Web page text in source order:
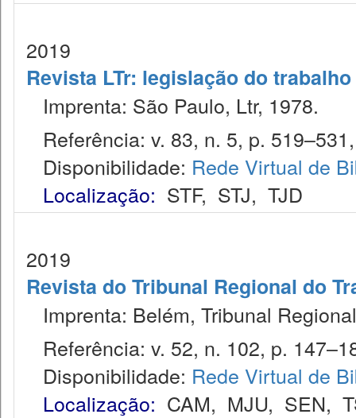
2019
Revista LTr: legislação do trabalho
Imprenta: São Paulo, Ltr, 1978.
Referência: v. 83, n. 5, p.
Disponibilidade: Rede Virtual de
Localização: STF, STJ, TJD
2019
Revista do Tribunal Regional do
Imprenta: Belém, Tribunal
Referência: v. 52, n. 102, p.
Disponibilidade: Rede Virtual de
Localização: CAM, MJU, SEN,